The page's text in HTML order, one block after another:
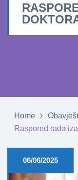
Home
Raspored rada
06/06/2025